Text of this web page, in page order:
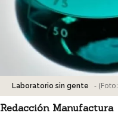
Laboratorio sin gente - (Foto:
Redacción Manufactura